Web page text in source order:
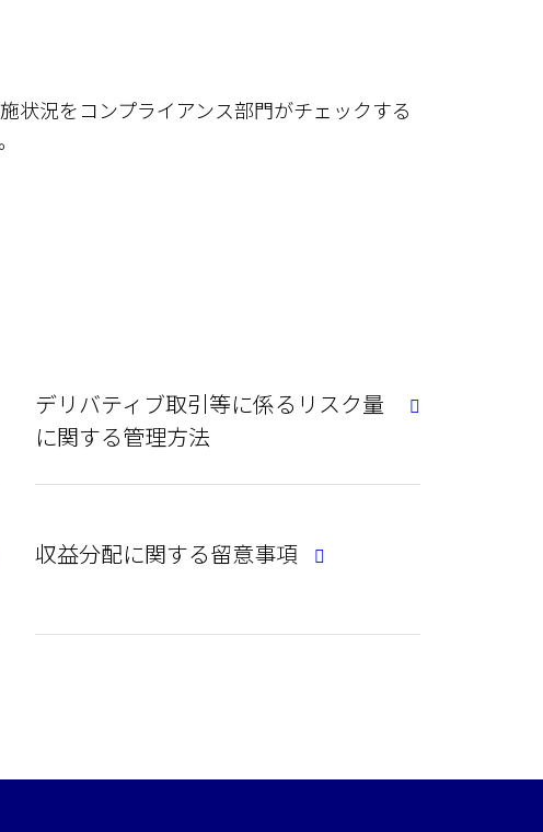
状況をコンプライアンス部門がチェックする
デリバティブ取引等に係るリスク量
に関する管理方法
収益分配に関する留意事項